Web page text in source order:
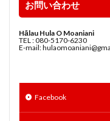
お問い合わせ
Hālau Hula O Moaniani
TEL : 080-5170-6230
E-mail:
Facebook